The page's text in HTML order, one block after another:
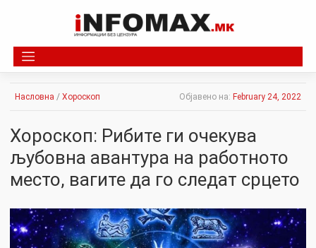
Насловна / Хороскоп Објавено на: February 24, 2022
Хороскоп: Рибите ги очекува
љубовна авантура на работното
место, вагите да го следат срцето